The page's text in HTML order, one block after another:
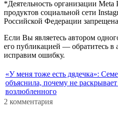
*Деятельность организации Meta
продуктов социальной сети
Российской Федерации
Если Вы являетесь автором
его публикацией — обратитесь
исправим ошибку.
«У меня тоже есть дядечка»:
объяснила, почему не
возлюбленного
2 комментария